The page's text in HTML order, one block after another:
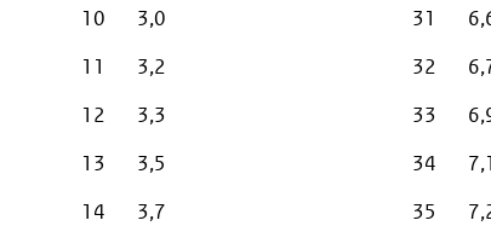
10
3,0
11
3,2
12
3,3
13
3,5
14
3,7
31
32
33
34
7,1
35